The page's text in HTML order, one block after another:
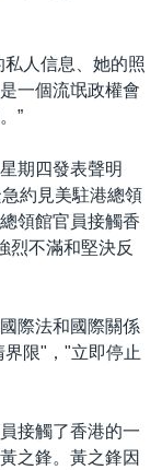
人信息、她的照
一個流氓政權會
”
期四發表聲明
約見美駐港總領
領館官員接觸香
烈不滿和堅決反
際法和國際關係
限"，"立即停止
接觸了香港的一
之鋒。黃之鋒因